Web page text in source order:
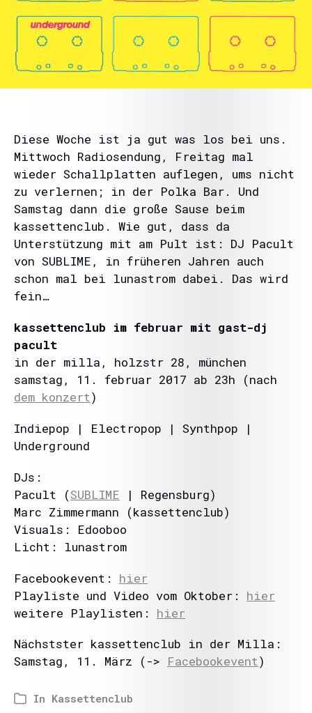
Diese Woche ist ja gut was los bei uns.
Mittwoch Radiosendung, Freitag mal
wieder Schallplatten auflegen, ums nicht
zu verlernen; in der Polka Bar. Und
Samstag dann die große Sause beim
kassettenclub. Wie gut, dass da
Unterstützung mit am Pult ist: DJ Pacult
von SUBLIME, in früheren Jahren auch
schon mal bei lunastrom dabei. Das wird
fein…
kassettenclub im februar mit gast-dj
pacult
in der milla, holzstr 28, münchen
samstag, 11. februar 2017 ab 23h (nach
dem konzert)
Indiepop | Electropop | Synthpop |
Underground
DJs:
Pacult (SUBLIME | Regensburg)
Marc Zimmermann (kassettenclub)
Visuals: Edooboo
Licht: lunastrom
Facebookevent: hier
Playliste und Video vom Oktober: hier
weitere Playlisten: hier
Nächstster kassettenclub in der Milla:
Samstag, 11. März (-> Facebookevent)
In Kassettenclub